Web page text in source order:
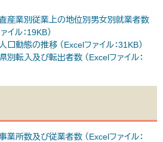
業別従業上の地位別男女別就業者数
イル：19KB）
動態の推移 （Excelファイル：31KB）
転入及び転出者数 （Excelファイル：
所数及び従業者数 （Excelファイル：